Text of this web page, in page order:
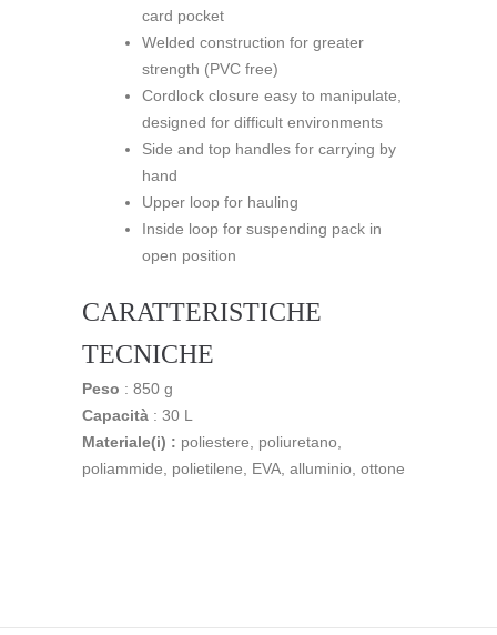
card pocket
Welded construction for greater
strength (PVC free)
Cordlock closure easy to manipulate,
designed for difficult environments
Side and top handles for carrying by
hand
Upper loop for hauling
Inside loop for suspending pack in
open position
CARATTERISTICHE
TECNICHE
Peso : 850 g
Capacità : 30 L
Materiale(i) : poliestere, poliuretano,
poliammide, polietilene, EVA, alluminio, ottone